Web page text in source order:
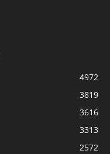
4972
3819
3616
3313
2572